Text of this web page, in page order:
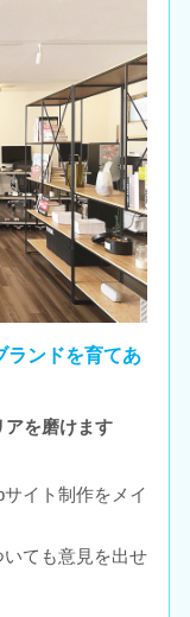
ランドを育てあ
アを磨けます
イト制作をメイ
ても意見を出せ